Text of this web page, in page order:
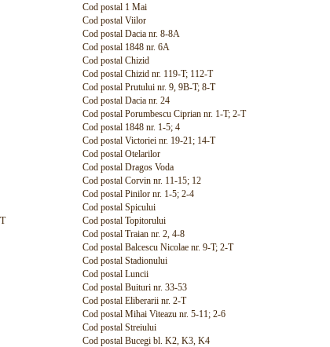
Cod postal 1 Mai
Cod postal Viilor
Cod postal Dacia nr. 8-8A
Cod postal 1848 nr. 6A
Cod postal Chizid
Cod postal Chizid nr. 119-T; 112-T
Cod postal Prutului nr. 9, 9B-T; 8-T
Cod postal Dacia nr. 24
Cod postal Porumbescu Ciprian nr. 1-T; 2-T
Cod postal 1848 nr. 1-5; 4
Cod postal Victoriei nr. 19-21; 14-T
Cod postal Otelarilor
Cod postal Dragos Voda
Cod postal Corvin nr. 11-15; 12
Cod postal Pinilor nr. 1-5; 2-4
Cod postal Spicului
Cod postal Topitorului
Cod postal Traian nr. 2, 4-8
Cod postal Balcescu Nicolae nr. 9-T; 2-T
Cod postal Stadionului
Cod postal Luncii
Cod postal Buituri nr. 33-53
Cod postal Eliberarii nr. 2-T
Cod postal Mihai Viteazu nr. 5-11; 2-6
Cod postal Streiului
Cod postal Bucegi bl. K2, K3, K4